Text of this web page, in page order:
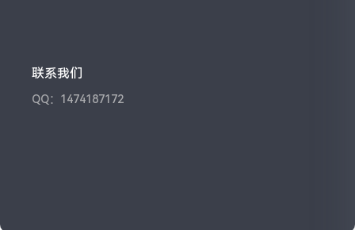
联系我们
QQ：1474187172